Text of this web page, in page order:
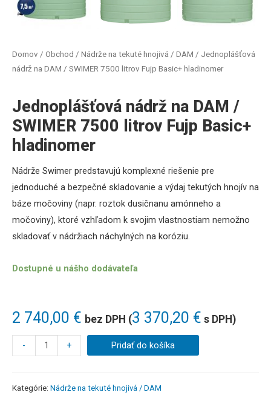
Domov / Obchod / Nádrže na tekuté hnojivá / DAM / Jednoplášťová
nádrž na DAM / SWIMER 7500 litrov Fujp Basic+ hladinomer
Jednoplášťová nádrž na DAM /
SWIMER 7500 litrov Fujp Basic+
hladinomer
2 740,00 € bez DPH (3 370,20 € s DPH)
Nádrže Swimer predstavujú komplexné riešenie pre
jednoduché a bezpečné skladovanie a výdaj tekutých hnojív na
báze močoviny (napr. roztok dusičnanu amónneho a
močoviny), ktoré vzhľadom k svojim vlastnostiam nemožno
skladovať v nádržiach náchylných na koróziu.
Dostupné u nášho dodávateľa
- + Pridať do košíka
Kategórie: Nádrže na tekuté hnojivá / DAM